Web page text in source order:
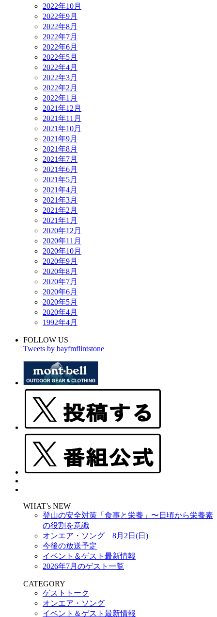
2022年10月
2022年9月
2022年8月
2022年7月
2022年6月
2022年5月
2022年4月
2022年3月
2022年2月
2022年1月
2021年12月
2021年11月
2021年10月
2021年9月
2021年8月
2021年7月
2021年6月
2021年5月
2021年4月
2021年3月
2021年2月
2021年1月
2020年12月
2020年11月
2020年10月
2020年9月
2020年8月
2020年7月
2020年6月
2020年5月
2020年4月
1992年4月
FOLLOW US
Tweets by bayfmflintstone
WHAT’s NEW
登山の安全対策「食事と栄養」〜日頃から栄養素
の役割を意識
オンエア・ソング 8月2日(日)
今後の放送予定
イベント＆ゲスト最新情報
2026年7月のゲスト一覧
CATEGORY
ゲストトーク
オンエア・ソング
イベント＆ゲスト最新情報